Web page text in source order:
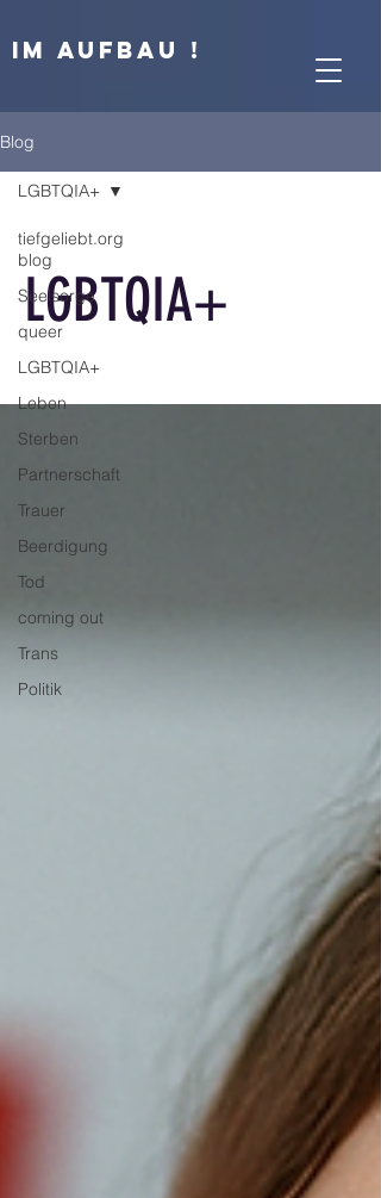
IM AUFBAU !
Blog
tiefgeliebt.org
blog
Seelsorge
queer
LGBTQIA+
Leben
Sterben
Partnerschaft
Trauer
Beerdigung
Tod
coming out
Trans
Politik
LGBTQIA+
LGBTQIA+